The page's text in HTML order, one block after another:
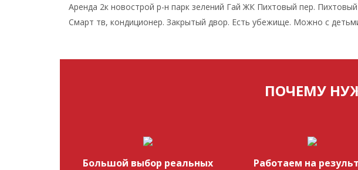
Аренда 2к новострой р-н парк зелений Гай ЖК Пихтовый пер.
Смарт тв, кондиционер. Закрытый двор. Есть убежище. Можно с
ПОЧЕМУ
Большой выбор реальных
Работаем на